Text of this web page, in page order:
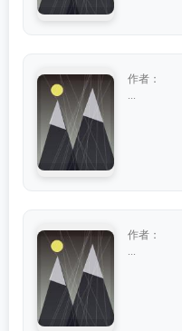
作者：
作者：